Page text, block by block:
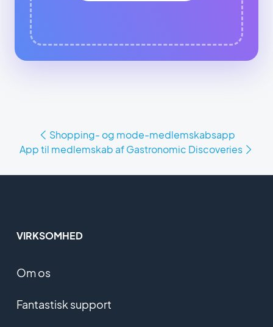
Shopping- og mode-medlemskabsapp
App til medlemskab af Gastronomic Discoveries
VIRKSOMHED
Om os
Fantastisk support